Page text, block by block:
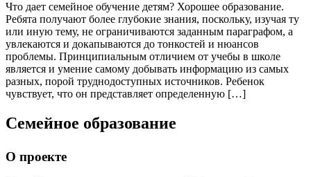
Что дает семейное обучение детям? Хорошее образование.
Ребята получают более глубокие знания, поскольку, изучая ту
или иную тему, не ограничиваются заданным параграфом, а
увлекаются и докапываются до тонкостей и нюансов
проблемы. Принципиальным отличием от учебы в школе
является и умение самому добывать информацию из самых
разных, порой труднодоступных источников. Ребенок
чувствует, что он представляет определенную […]
Семейное образование
О проекте